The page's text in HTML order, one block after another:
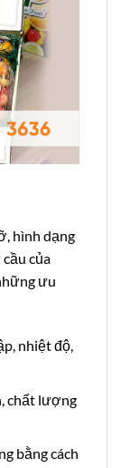
hình dạng
của
ưu
nhiệt độ,
chất lượng
bằng cách